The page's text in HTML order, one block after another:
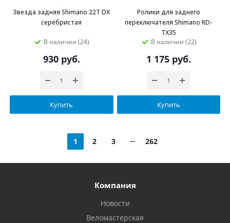
Звезда задняя Shimano 22T DX
серебристая
В наличии (24)
930руб.
Купить
Ролики для заднего
переключателя Shimano RD-
TX35
В наличии (22)
1 175руб.
Купить
1 2 3 262
Компания
Новости
Веломастерская